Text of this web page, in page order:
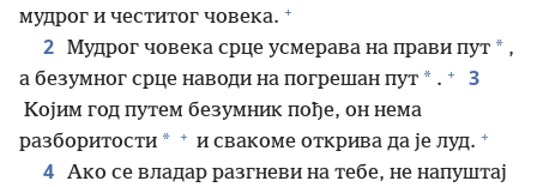
мудрог и честитог човека. +
2 Мудрог човека срце усмерава на прави пут * ,
а безумног срце наводи на погрешан пут * . + 3
Којим год путем безумник пође, он нема
разборитости * + и свакоме открива да је луд. +
4 Ако се владар разгневи на тебе, не напуштај